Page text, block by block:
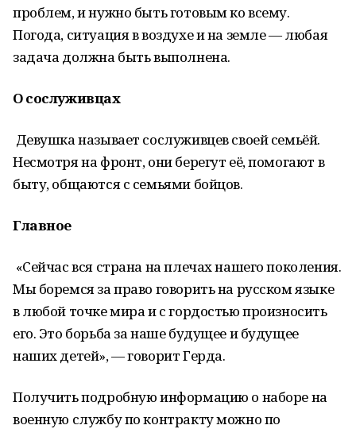
проблем, и нужно быть готовым ко всему.
Погода, ситуация в воздухе и на земле — любая
задача должна быть выполнена.
О сослуживцах
Девушка называет сослуживцев своей семьёй.
Несмотря на фронт, они берегут её, помогают в
быту, общаются с семьями бойцов.
Главное
«Сейчас вся страна на плечах нашего поколения.
Мы боремся за право говорить на русском языке
в любой точке мира и с гордостью произносить
его. Это борьба за наше будущее и будущее
наших детей», — говорит Герда.
Получить подробную информацию о наборе на
военную службу по контракту можно по